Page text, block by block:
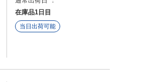
在庫品1日目
当日出荷可能